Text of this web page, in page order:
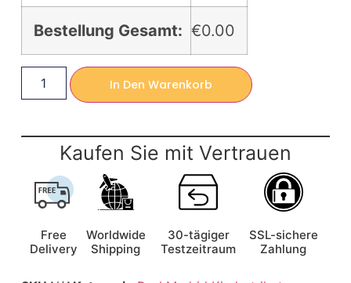
Bestellung Gesamt: €0.00
In Den Warenkorb
Kaufen Sie mit Vertrauen
Free
Delivery
Worldwide
Shipping
30-tägiger
Testzeitraum
SSL-sichere
Zahlung